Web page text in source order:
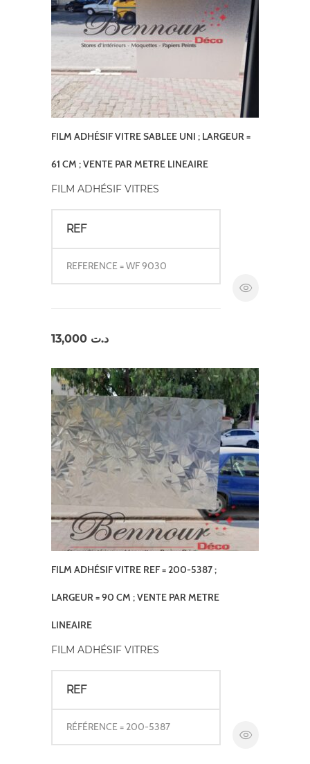
FILM ADHÉSIF VITRE SABLEE UNI ; LARGEUR =
61 CM ; VENTE PAR METRE LINEAIRE
FILM ADHÉSIF VITRES
REF
REFERENCE = WF 9030
د.ت
FILM ADHÉSIF VITRE REF = 200-5387 ;
LARGEUR = 90 CM ; VENTE PAR METRE
LINEAIRE
FILM ADHÉSIF VITRES
REF
RÉFÉRENCE = 200-5387